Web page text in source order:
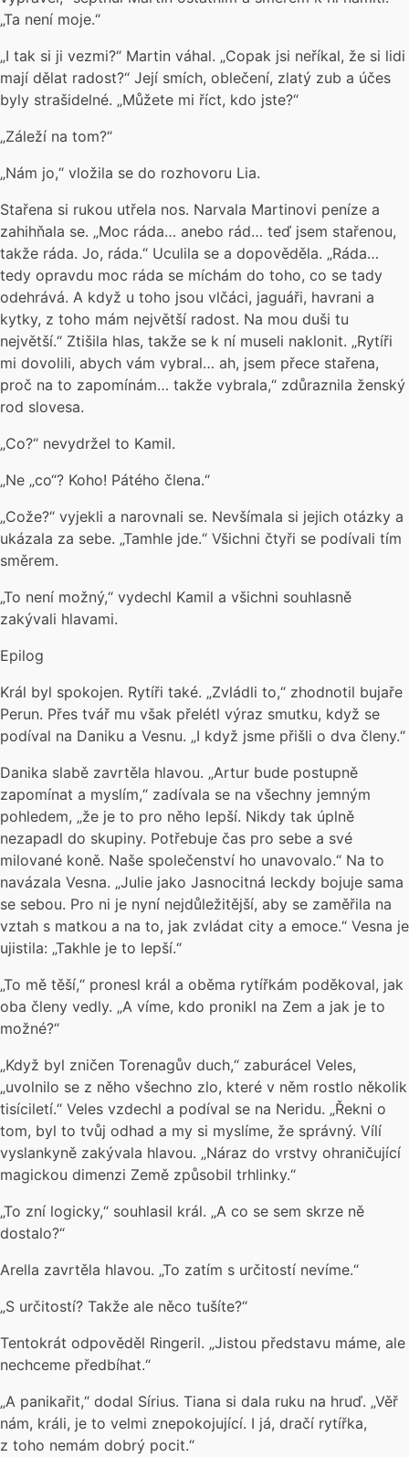
„Ta není moje.“
„I tak si ji vezmi?“ Martin váhal. „Copak jsi neříkal, že si lidi
mají dělat radost?“ Její smích, oblečení, zlatý zub a účes
byly strašidelné. „Můžete mi říct, kdo jste?“
„Záleží na tom?“
„Nám jo,“ vložila se do rozhovoru Lia.
Stařena si rukou utřela nos. Narvala Martinovi peníze a
zahihňala se. „Moc ráda… anebo rád… teď jsem stařenou,
takže ráda. Jo, ráda.“ Uculila se a dopověděla. „Ráda…
tedy opravdu moc ráda se míchám do toho, co se tady
odehrává. A když u toho jsou vlčáci, jaguáři, havrani a
kytky, z toho mám největší radost. Na mou duši tu
největší.“ Ztišila hlas, takže se k ní museli naklonit. „Rytíři
mi dovolili, abych vám vybral… ah, jsem přece stařena,
proč na to zapomínám… takže vybrala,“ zdůraznila ženský
rod slovesa.
„Co?“ nevydržel to Kamil.
„Ne „co“? Koho! Pátého člena.“
„Cože?“ vyjekli a narovnali se. Nevšímala si jejich otázky a
ukázala za sebe. „Tamhle jde.“ Všichni čtyři se podívali tím
směrem.
„To není možný,“ vydechl Kamil a všichni souhlasně
zakývali hlavami.
Epilog
Král byl spokojen. Rytíři také. „Zvládli to,“ zhodnotil bujaře
Perun. Přes tvář mu však přelétl výraz smutku, když se
podíval na Daniku a Vesnu. „I když jsme přišli o dva členy.“
Danika slabě zavrtěla hlavou. „Artur bude postupně
zapomínat a myslím,“ zadívala se na všechny jemným
pohledem, „že je to pro něho lepší. Nikdy tak úplně
nezapadl do skupiny. Potřebuje čas pro sebe a své
milované koně. Naše společenství ho unavovalo.“ Na to
navázala Vesna. „Julie jako Jasnocitná leckdy bojuje sama
se sebou. Pro ni je nyní nejdůležitější, aby se zaměřila na
vztah s matkou a na to, jak zvládat city a emoce.“ Vesna je
ujistila: „Takhle je to lepší.“
„To mě těší,“ pronesl král a oběma rytířkám poděkoval, jak
oba členy vedly. „A víme, kdo pronikl na Zem a jak je to
možné?“
„Když byl zničen Torenagův duch,“ zaburácel Veles,
„uvolnilo se z něho všechno zlo, které v něm rostlo několik
tisíciletí.“ Veles vzdechl a podíval se na Neridu. „Řekni o
tom, byl to tvůj odhad a my si myslíme, že správný. Vílí
vyslankyně zakývala hlavou. „Náraz do vrstvy ohraničující
magickou dimenzi Země způsobil trhlinky.“
„To zní logicky,“ souhlasil král. „A co se sem skrze ně
dostalo?“
Arella zavrtěla hlavou. „To zatím s určitostí nevíme.“
„S určitostí? Takže ale něco tušíte?“
Tentokrát odpověděl Ringeril. „Jistou představu máme, ale
nechceme předbíhat.“
„A panikařit,“ dodal Sírius. Tiana si dala ruku na hruď. „Věř
nám, králi, je to velmi znepokojující. I já, dračí rytířka,
z toho nemám dobrý pocit.“